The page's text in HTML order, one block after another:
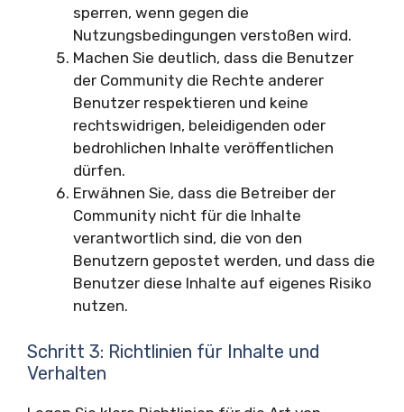
sperren, wenn gegen die
Nutzungsbedingungen verstoßen wird.
Machen Sie deutlich, dass die Benutzer
der Community die Rechte anderer
Benutzer respektieren und keine
rechtswidrigen, beleidigenden oder
bedrohlichen Inhalte veröffentlichen
dürfen.
Erwähnen Sie, dass die Betreiber der
Community nicht für die Inhalte
verantwortlich sind, die von den
Benutzern gepostet werden, und dass die
Benutzer diese Inhalte auf eigenes Risiko
nutzen.
Schritt 3: Richtlinien für Inhalte und
Verhalten